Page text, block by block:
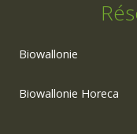
Biowallonie
Biowallonie Horeca